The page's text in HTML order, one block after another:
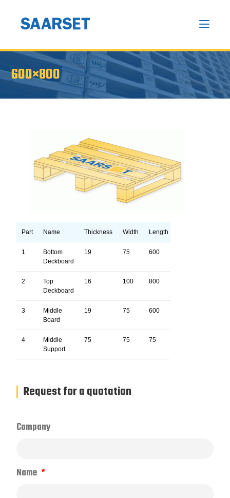
600×800
Part Name Thickness Width Length
1
Bottom
Deckboard
19 75 600
2
Top
Deckboard
16 100 800
3
Middle
Board
19 75 600
4
Middle
Support
75 75 75
Request for a quotation
Company
Name